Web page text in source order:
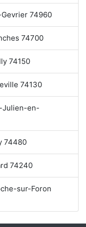
74960
74700
74150
74130
Julien-en-
74480
74240
sur-Foron